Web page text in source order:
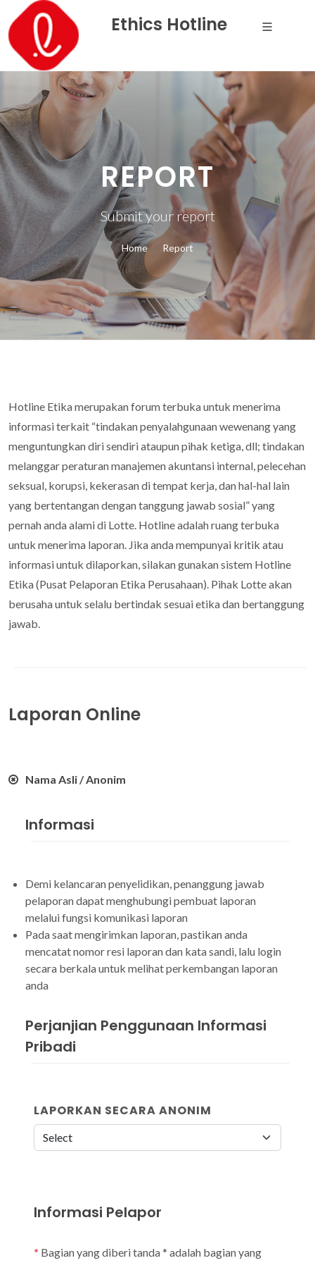
Ethics Hotline
REPORT
Submit your report
Home Report
Hotline Etika merupakan forum terbuka untuk menerima
informasi terkait “tindakan penyalahgunaan wewenang yang
menguntungkan diri sendiri ataupun pihak ketiga, dll; tindakan
melanggar peraturan manajemen akuntansi internal, pelecehan
seksual, korupsi, kekerasan di tempat kerja, dan hal-hal lain
yang bertentangan dengan tanggung jawab sosial” yang
pernah anda alami di Lotte. Hotline adalah ruang terbuka
untuk menerima laporan. Jika anda mempunyai kritik atau
informasi untuk dilaporkan, silakan gunakan sistem Hotline
Etika (Pusat Pelaporan Etika Perusahaan). Pihak Lotte akan
berusaha untuk selalu bertindak sesuai etika dan bertanggung
jawab.
Laporan Online
Nama Asli / Anonim
Informasi
Demi kelancaran penyelidikan, penanggung jawab
pelaporan dapat menghubungi pembuat laporan
melalui fungsi komunikasi laporan
Pada saat mengirimkan laporan, pastikan anda
mencatat nomor resi laporan dan kata sandi, lalu login
secara berkala untuk melihat perkembangan laporan
anda
Perjanjian Penggunaan Informasi
Pribadi
LAPORKAN SECARA ANONIM
Informasi Pelapor
* Bagian yang diberi tanda * adalah bagian yang